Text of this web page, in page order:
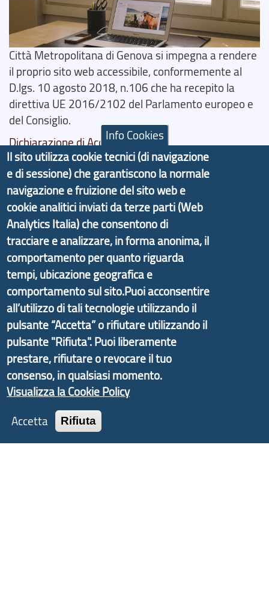
Città Metropolitana di Genova si impegna a rendere
il proprio sito web accessibile, conformemente al
D.lgs. 10 agosto 2018, n.106 che ha recepito la
direttiva UE 2016/2102 del Parlamento europeo e
del Consiglio.
Dichiarazione di Accessibilità
Il progetto Aree Interne
Il portale di marketing territoriale e sviluppo locale
di Genova Città Metropolitana si è sviluppato a
partire dal progetto nazionale Aree Interne
promosso dal Dipartimento per lo Sviluppo
Economico e finalizzato al rilancio socio-economico
delle valli dell’entroterra. In particolare fornisce
informazioni ed aggiornamenti sulla
d'Area Antola-Tigullio, in collaborazione con Regione
Liguria ed ANCI Liguria.
Info Cookies
Il sito utilizza cookie tecnici (di navigazione
e di sessione) che garantiscono la normale
navigazione e fruizione del sito web e
cookie analitici inviati da terze parti (Web
Analytics Italia) che consentono di
tracciare e analizzare, in forma anonima, il
comportamento per quanto riguarda
tempi, ubicazione geografica e
comportamento sul sito.Puoi acconsentire
all’utilizzo di tali tecnologie utilizzando il
pulsante “Accetta” o rifiutare utilizzando il
pulsante "Rifiuta". Puoi liberamente
prestare, rifiutare o revocare il tuo
consenso, in qualsiasi momento.
Visualizza la Cookie Policy
Accetta
Rifiuta